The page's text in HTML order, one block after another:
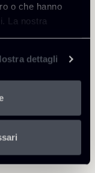
o che hanno
La nostra
dettagli